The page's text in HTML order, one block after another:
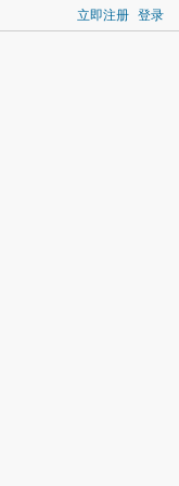
立即注册 登录